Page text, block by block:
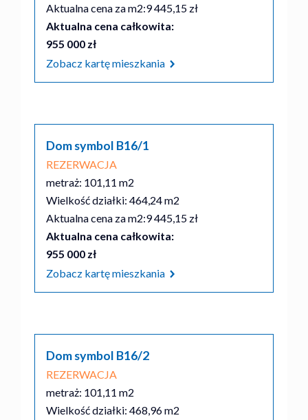
Aktualna cena za m2:9 445,15 zł
Aktualna cena całkowita:
955 000 zł
Zobacz kartę mieszkania
Dom symbol B16/1
REZERWACJA
metraż: 101,11 m2
Wielkość działki: 464,24 m2
Aktualna cena za m2:9 445,15 zł
Aktualna cena całkowita:
955 000 zł
Zobacz kartę mieszkania
Dom symbol B16/2
REZERWACJA
metraż: 101,11 m2
Wielkość działki: 468,96 m2